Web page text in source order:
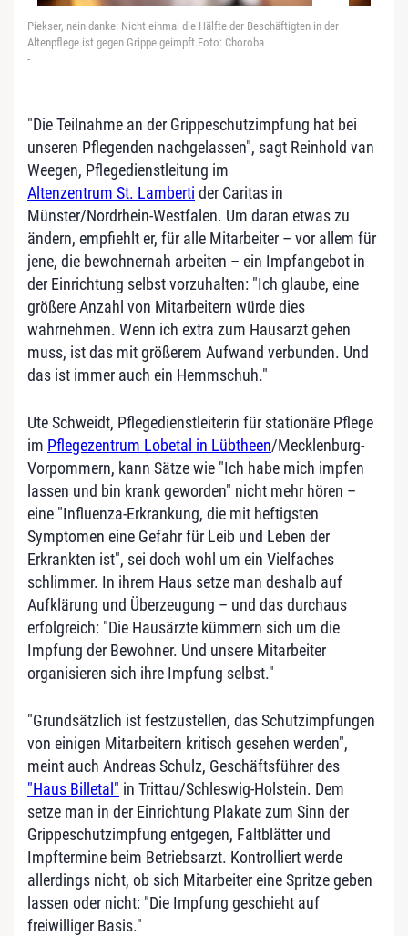
Piekser, nein danke: Nicht einmal die Hälfte der Beschäftigten in der
Altenpflege ist gegen Grippe geimpft.Foto: Choroba
-
"Die Teilnahme an der Grippeschutzimpfung hat bei
unseren Pflegenden nachgelassen", sagt Reinhold van
Weegen, Pflegedienstleitung im
Altenzentrum St. Lamberti der Caritas in
Münster/Nordrhein-Westfalen. Um daran etwas zu
ändern, empfiehlt er, für alle Mitarbeiter – vor allem für
jene, die bewohnernah arbeiten – ein Impfangebot in
der Einrichtung selbst vorzuhalten: "Ich glaube, eine
größere Anzahl von Mitarbeitern würde dies
wahrnehmen. Wenn ich extra zum Hausarzt gehen
muss, ist das mit größerem Aufwand verbunden. Und
das ist immer auch ein Hemmschuh."
Ute Schweidt, Pflegedienstleiterin für stationäre Pflege
im Pflegezentrum Lobetal in Lübtheen/Mecklenburg-
Vorpommern, kann Sätze wie "Ich habe mich impfen
lassen und bin krank geworden" nicht mehr hören –
eine "Influenza-Erkrankung, die mit heftigsten
Symptomen eine Gefahr für Leib und Leben der
Erkrankten ist", sei doch wohl um ein Vielfaches
schlimmer. In ihrem Haus setze man deshalb auf
Aufklärung und Überzeugung – und das durchaus
erfolgreich: "Die Hausärzte kümmern sich um die
Impfung der Bewohner. Und unsere Mitarbeiter
organisieren sich ihre Impfung selbst."
"Grundsätzlich ist festzustellen, das Schutzimpfungen
von einigen Mitarbeitern kritisch gesehen werden",
meint auch Andreas Schulz, Geschäftsführer des
"Haus Billetal" in Trittau/Schleswig-Holstein. Dem
setze man in der Einrichtung Plakate zum Sinn der
Grippeschutzimpfung entgegen, Faltblätter und
Impftermine beim Betriebsarzt. Kontrolliert werde
allerdings nicht, ob sich Mitarbeiter eine Spritze geben
lassen oder nicht: "Die Impfung geschieht auf
freiwilliger Basis."